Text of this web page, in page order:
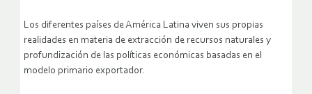
Los diferentes países de América Latina viven sus propias
realidades en materia de extracción de recursos naturales y
profundización de las políticas económicas basadas en el
modelo primario exportador.